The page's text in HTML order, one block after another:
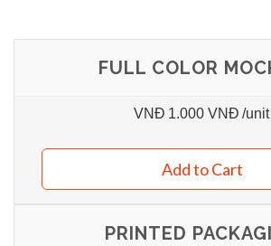
FULL COLOR
VNĐ 1.000 VNĐ /unit
Add to Cart
PRINTED